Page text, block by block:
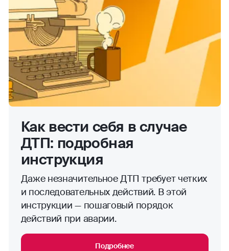
Как вести себя в случае
ДТП: подробная
инструкция
Даже незначительное ДТП требует четких
и последовательных действий. В этой
инструкции — пошаговый порядок
действий при аварии.
Подробнее